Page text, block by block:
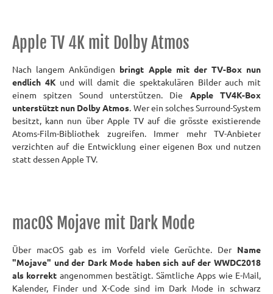
Apple TV 4K mit Dolby Atmos
Nach langem Ankündigen bringt Apple mit der TV-Box nun
endlich 4K und will damit die spektakulären Bilder auch mit
einem spitzen Sound unterstützen. Die Apple TV4K-Box
unterstützt nun Dolby Atmos. Wer ein solches Surround-System
besitzt, kann nun über Apple TV auf die grösste existierende
Atoms-Film-Bibliothek zugreifen. Immer mehr TV-Anbieter
verzichten auf die Entwicklung einer eigenen Box und nutzen
statt dessen Apple TV.
macOS Mojave mit Dark Mode
Über macOS gab es im Vorfeld viele Gerüchte. Der Name
"Mojave" und der Dark Mode haben sich auf der WWDC2018
als korrekt angenommen bestätigt. Sämtliche Apps wie E-Mail,
Kalender, Finder und X-Code sind im Dark Mode in schwarz